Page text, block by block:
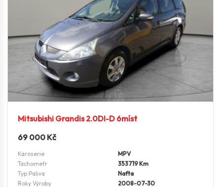
Mitsubishi Grandis 2.0DI-D 6míst
69 000 Kč
Karoserie
MPV
Tachometr
353719 Km
Typ Paliva
Nafta
Roky Výroby
2008-07-30